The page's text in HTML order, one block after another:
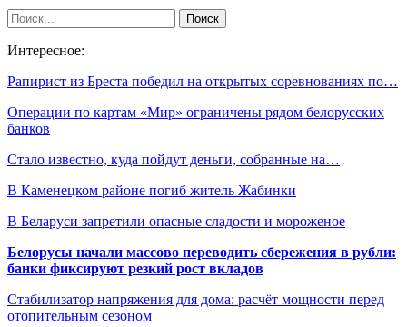
Интересное:
Рапирист из Бреста победил на открытых соревнованиях по…
Операции по картам «Мир» ограничены рядом белорусских
банков
Стало известно, куда пойдут деньги, собранные на…
В Каменецком районе погиб житель Жабинки
В Беларуси запретили опасные сладости и мороженое
Белорусы начали массово переводить сбережения в рубли:
банки фиксируют резкий рост вкладов
Стабилизатор напряжения для дома: расчёт мощности перед
отопительным сезоном